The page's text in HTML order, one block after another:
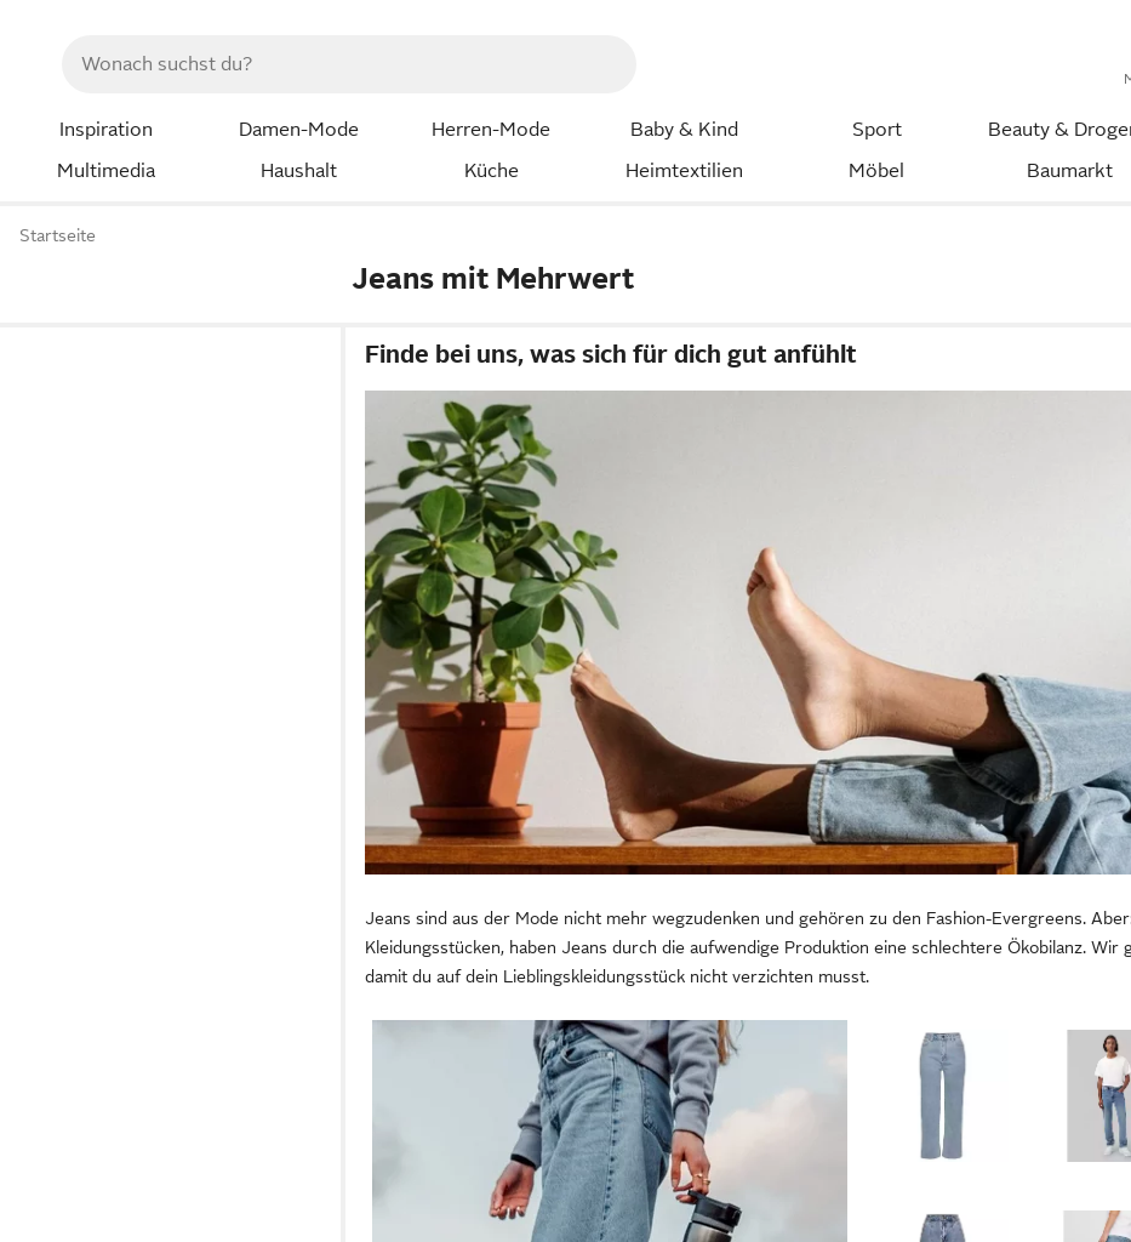
Inspiration Damen-Mode Herren-Mode Baby & Kind Sport Beauty &
Multimedia
Haushalt Küche Heimtextilien Möbel Baumarkt
Startseite
Jeans mit Mehrwert
Finde bei uns, was sich für dich gut anfühlt
Jeans sind aus der Mode nicht mehr wegzudenken und gehören zu den Fashion-Evergreens.
Kleidungsstücken, haben Jeans durch die aufwendige Produktion eine schlechtere Ökobilanz. Wir
damit du auf dein Lieblingskleidungsstück nicht verzichten musst.